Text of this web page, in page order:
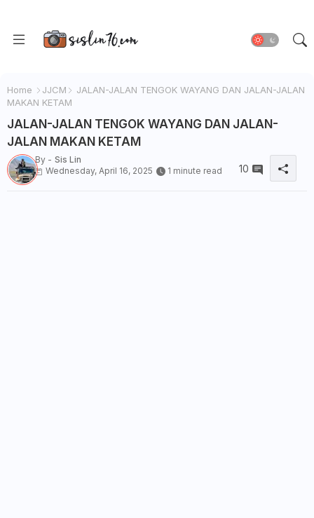
Home JJCM
JALAN-JALAN TENGOK WAYANG DAN JALAN-JALAN
MAKAN KETAM
JALAN-JALAN TENGOK WAYANG DAN JALAN-
JALAN MAKAN KETAM
By - Sis Lin
Wednesday, April 16, 2025
1 minute read 10